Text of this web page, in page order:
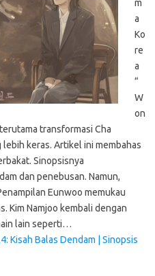
m
a
Ko
re
a
“
W
on
transformasi Cha
keras. Artikel ini membahas
Sinopsisnya
dan penebusan. Namun,
Eunwoo memukau
Kim Namjoo kembali dengan
lain seperti…
Kisah Balas Dendam | Sinopsis